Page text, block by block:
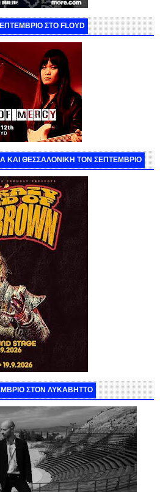
ΣΤΟ FLOYD
ΚΑΙ ΘΕΣΣΑΛΟΝΙΚΗ ΤΟΝ ΣΕΠΤΕΜΒΡΙΟ
ΣΤΟΝ ΛΥΚΑΒΗΤΤΟ